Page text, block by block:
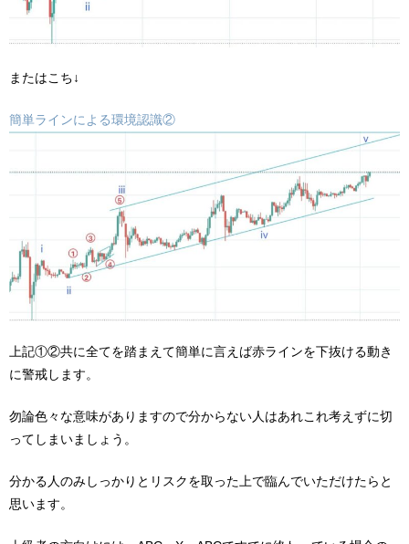
またはこち↓
簡単ラインによる環境認識②
上記①②共に全てを踏まえて簡単に言えば赤ラインを下抜ける動き
に警戒します。
勿論色々な意味がありますので分からない人はあれこれ考えずに切
ってしまいましょう。
分かる人のみしっかりとリスクを取った上で臨んでいただけたらと
思います。